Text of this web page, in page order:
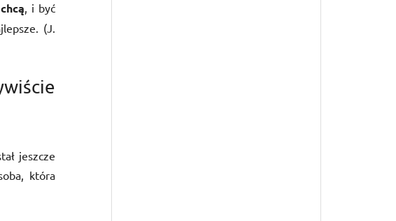
, i być
(J.
jeszcze
która